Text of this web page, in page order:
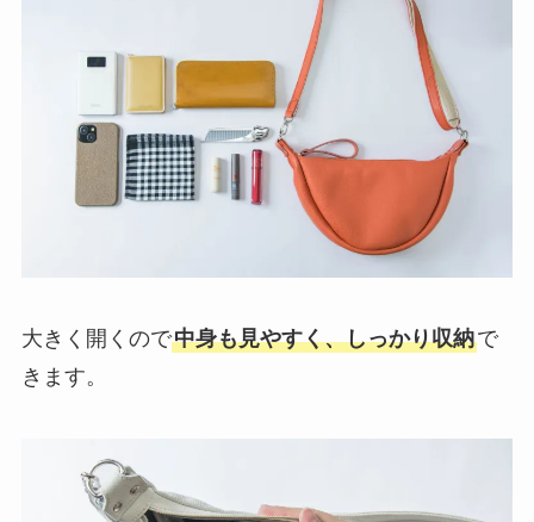
大きく開くので中身も見やすく、しっかり収納で
きます。